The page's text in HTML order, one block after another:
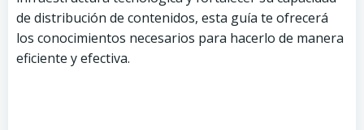
de distribución de contenidos, esta guía te ofrecerá
los conocimientos necesarios para hacerlo de manera
eficiente y efectiva.